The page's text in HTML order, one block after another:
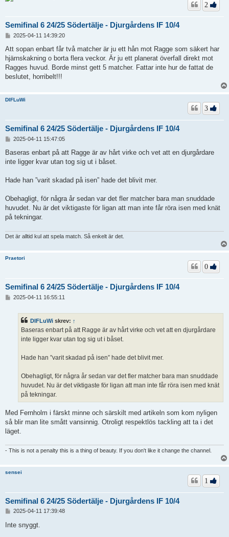
Semifinal 6 24/25 Södertälje - Djurgårdens IF 10/4
2
l
ä
g
g
2025-04-11 14:39:20
Att sopan enbart får två matcher är ju ett hån mot Ragge som säkert har
hjärnskakning o borta flera veckor. Är ju ett planerat överfall direkt mot
Ragges huvud. Borde minst gett 5 matcher. Fattar inte hur de fattat de
beslutet, horribelt!!!
DIFLuWi
Semifinal 6 24/25 Södertälje - Djurgårdens IF 10/4
3
l
ä
g
2025-04-11 15:47:05
Baseras enbart på att Ragge är av hårt virke och vet att en djurgårdare
inte ligger kvar utan tog sig ut i båset.
Hade han ”varit skadad på isen” hade det blivit mer.
Obehagligt, för några år sedan var det fler matcher bara man snuddade
huvudet. Nu är det viktigaste för ligan att man inte får röra isen med knät
på tekningar.
Det är alltid kul att spela match. Så enkelt är det.
Praetori
Semifinal 6 24/25 Södertälje - Djurgårdens IF 10/4
0
2025-04-11 16:55:11
DIFLuWi skrev: ↑
Baseras enbart på att Ragge är av hårt virke och vet att en djurgårdare
inte ligger kvar utan tog sig ut i båset.
Hade han ”varit skadad på isen” hade det blivit mer.
Obehagligt, för några år sedan var det fler matcher bara man snuddade
huvudet. Nu är det viktigaste för ligan att man inte får röra isen med knät
på tekningar.
Med Fernholm i färskt minne och särskilt med artikeln som kom nyligen
så blir man lite smått vansinnig. Otroligt respektlös tackling att ta i det
läget.
- This is not a penalty this is a thing of beauty. If you don't like it change the channel.
sensei
Semifinal 6 24/25 Södertälje - Djurgårdens IF 10/4
1
l
2025-04-11 17:39:48
Inte snyggt.